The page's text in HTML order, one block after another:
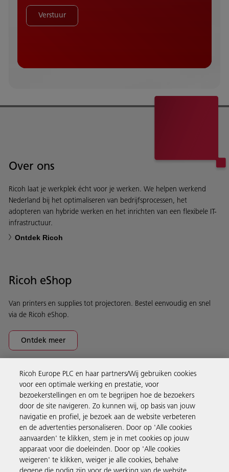
Verstuur
Over ons
Ricoh laat je werkplek écht voor je werken. We helpen werkend
Nederland bij het optimaliseren van bedrijfsprocessen, het
adopteren van hybride werken en het inrichten van een flexibele IT-
infrastructuur.
Ontdek Ricoh
Ricoh eShop
Van printers en supplies tot projectoren. Bestel eenvoudig en snel
via de Ricoh eShop.
Ontdek meer
Business Solutions
Producten en services
Support en contact
Ricoh Europe PLC en haar partners/Wij gebruiken cookies
voor een optimale werking en prestatie, voor
bezoekerstellingen en om te begrijpen hoe de bezoekers
door de site navigeren. Zo kunnen wij, op basis van jouw
navigatie en profiel, je bezoek aan de website verbeteren
en de advertenties personaliseren. Door op 'Alle cookies
aanvaarden' te klikken, stem je in met cookies op jouw
apparaat voor die doeleinden. Door op 'Alle cookies
weigeren' te klikken, weiger je alle cookies, behalve